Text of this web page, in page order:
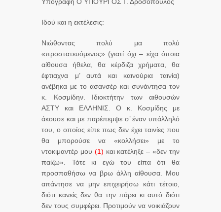
Ιδού και η εκτέλεσις:
Νιώθοντας πολύ μα πολύ
«προστατευόμενος» (γιατί όχι – είχα όποια
αίθουσα ήθελα, θα κέρδιζα χρήματα, θα
έφτιαχνα μ’ αυτά και καινούρια ταινία)
ανέβηκα με το ασανσέρ και συνάντησα τον
κ. Κοσμίδην. Ιδιοκτήτην των αιθουσών
ΑΣΤΥ και ΕΛΛΗΝΙΣ. Ο κ. Κοσμίδης με
άκουσε και με παρέπεμψε σ’ έναν υπάλληλό
του, ο οποίος είπε πως δεν έχει ταινίες που
θα μπορούσε να «κολλήσει» με το
ντοκιμαντέρ μου (1) και κατέληξε – «δεν την
παίζω». Τότε κι εγώ του είπα ότι θα
προσπαθήσω να βρω άλλη αίθουσα. Μου
απάντησε να μην επιχειρήσω κάτι τέτοιο,
διότι κανείς δεν θα την πάρει κι αυτό διότι
δεν τους συμφέρει. Προτιμούν να νοικιάζουν